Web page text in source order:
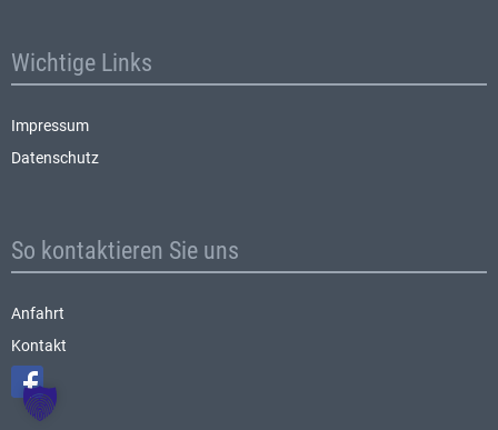
Wichtige Links
Impressum
Datenschutz
So kontaktieren Sie uns
Anfahrt
Kontakt